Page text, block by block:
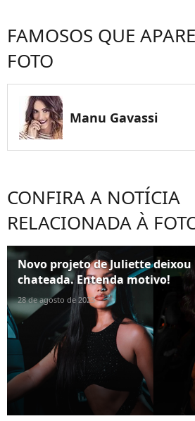
FAMOSOS QUE
FOTO
Manu Gavassi
CONFIRA A NOTÍCIA
RELACIONADA À
Novo projeto de Juliette deixou
chateada. Entenda motivo!
28 de agosto de 2023